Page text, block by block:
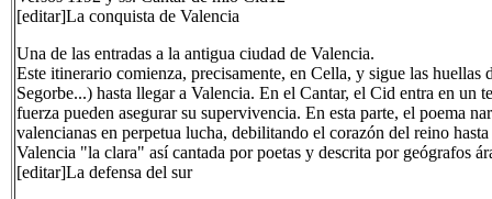
[editar]La conquista de Valencia
Una de las entradas a la antigua ciudad de Valencia.
Este itinerario comienza, precisamente, en Cella, y sigue las
Segorbe...) hasta llegar a Valencia. En el Cantar, el Cid entra en
fuerza pueden asegurar su supervivencia. En esta parte, el poema
valencianas en perpetua lucha, debilitando el corazón del reino
Valencia "la clara" así cantada por poetas y descrita por geógrafos
[editar]La defensa del sur